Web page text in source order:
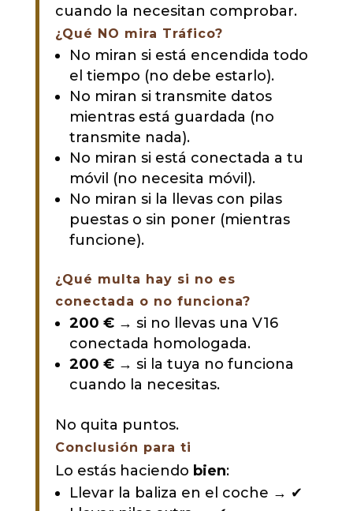
cuando la necesitan comprobar.
¿Qué NO mira Tráfico?
No miran si está encendida todo
el tiempo (no debe estarlo).
No miran si transmite datos
mientras está guardada (no
transmite nada).
No miran si está conectada a tu
móvil (no necesita móvil).
No miran si la llevas con pilas
puestas o sin poner (mientras
funcione).
¿Qué multa hay si no es
conectada o no funciona?
200 €→ si no llevas una V16
conectada homologada.
200 €→ si la tuya no funciona
cuando la necesitas.
No quita puntos.
Conclusión para ti
Lo estás haciendo bien:
Llevar la baliza en el coche → ✔